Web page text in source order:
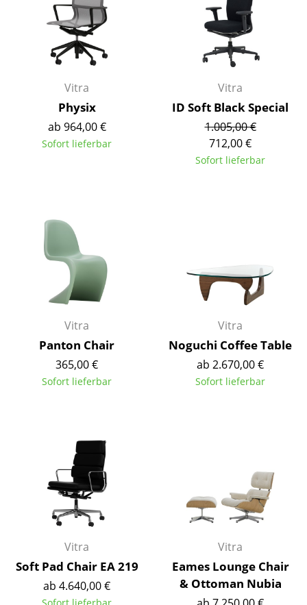
Spiegel
Figuren & Miniaturen
Vasen
Tabletts
Büroutensilien
Aufbewahrungsboxen
Teppiche
Vorhänge
... alle Accessoires
Zuhause
Wohnzimmer
Kinderzimmer
Arbeitszimmer
Diele
Badezimmer
Stauraum
Balkon & Garten
Vitra
Physix
ab 964,00 €
Sofort lieferbar
Vitra
ID Soft Black Special
1.005,00 €
712,00 €
Sofort lieferbar
Vitra
Panton Chair
365,00 €
Sofort lieferbar
Vitra
Noguchi Coffee Table
ab 2.670,00 €
Sofort lieferbar
Vitra
Soft Pad Chair EA 219
ab 4.640,00 €
Vitra
Eames Lounge Chair
& Ottoman Nubia